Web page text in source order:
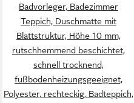
Badvorleger, Badezimmer
Teppich, Duschmatte mit
Blattstruktur, Höhe 10 mm,
rutschhemmend beschichtet,
schnell trocknend,
fußbodenheizungsgeeignet,
Polyester, rechteckig, Badteppich,